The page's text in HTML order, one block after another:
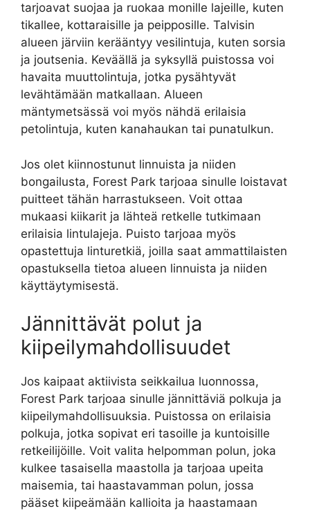
tarjoavat suojaa ja ruokaa monille lajeille, kuten
tikallee, kottaraisille ja peipposille. Talvisin
alueen järviin kerääntyy vesilintuja, kuten sorsia
ja joutsenia. Keväällä ja syksyllä puistossa voi
havaita muuttolintuja, jotka pysähtyvät
levähtämään matkallaan. Alueen
mäntymetsässä voi myös nähdä erilaisia
petolintuja, kuten kanahaukan tai punatulkun.
Jos olet kiinnostunut linnuista ja niiden
bongailusta, Forest Park tarjoaa sinulle loistavat
puitteet tähän harrastukseen. Voit ottaa
mukaasi kiikarit ja lähteä retkelle tutkimaan
erilaisia lintulajeja. Puisto tarjoaa myös
opastettuja linturetkiä, joilla saat ammattilaisten
opastuksella tietoa alueen linnuista ja niiden
käyttäytymisestä.
Jännittävät polut ja
kiipeilymahdollisuudet
Jos kaipaat aktiivista seikkailua luonnossa,
Forest Park tarjoaa sinulle jännittäviä polkuja ja
kiipeilymahdollisuuksia. Puistossa on erilaisia
polkuja, jotka sopivat eri tasoille ja kuntoisille
retkeilijöille. Voit valita helpomman polun, joka
kulkee tasaisella maastolla ja tarjoaa upeita
maisemia, tai haastavamman polun, jossa
pääset kiipeämään kallioita ja haastamaan